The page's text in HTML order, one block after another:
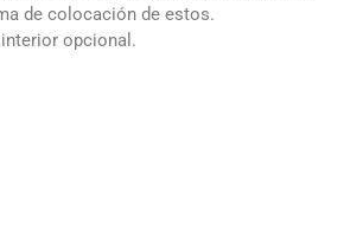
de colocación de estos.
opcional.